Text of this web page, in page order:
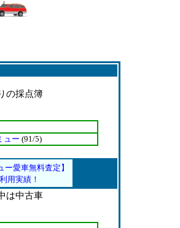
の採点簿
ュー (91/5)
ー愛車無料査定】
用実績！
は中古車